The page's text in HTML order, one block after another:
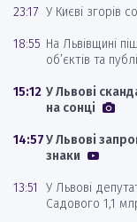
23:17 У Києві згорів
18:55 На Львівщині
об’єктів та
15:12 У Львові
на сонці
14:57У Львові
знаки
13:51
У Львові
Садового 1,1